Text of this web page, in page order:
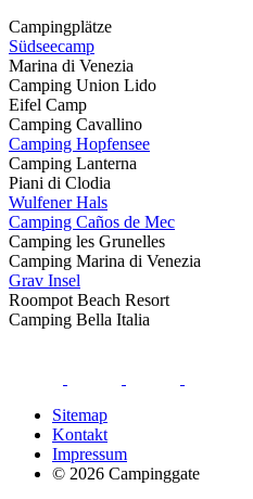
Campingplätze
Südseecamp
Marina di Venezia
Camping Union Lido
Eifel Camp
Camping Cavallino
Camping Hopfensee
Camping Lanterna
Piani di Clodia
Wulfener Hals
Camping Caños de Mec
Camping les Grunelles
Camping Marina di Venezia
Grav Insel
Roompot Beach Resort
Camping Bella Italia
Sitemap
Kontakt
Impressum
© 2026 Campinggate